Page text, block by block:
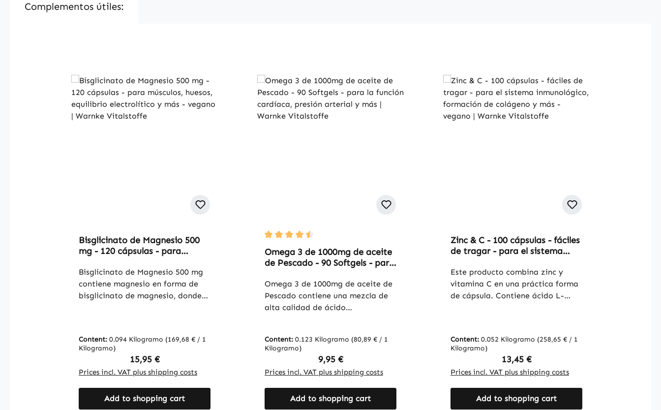
Complementos útiles:
Bisglicinato de Magnesio 500
mg - 120 cápsulas - para
electrolítico y más - vegano |
Warnke Vitalstoffe
Bisglicinato de Magnesio 500 mg
contiene magnesio en forma de
bisglicinato de magnesio, donde
frecuentemente en complementos
alimenticios y es fácil de dosificar.
El envase contiene 120 cápsulas, lo
que permite un suministro
prolongado de magnesio. Las
cápsulas están recubiertas con
Content: 0.094 Kilogramo (169,68 € / 1
Kilogramo)
Regular price:
15,95 €
Prices incl. VAT plus shipping costs
Add to shopping cart
Average rating of 4.5 out of 5 stars
Omega 3 de 1000mg de aceite
de Pescado - 90 Softgels - para
arterial y más | Warnke
Vitalstoffe
Omega 3 de 1000mg de aceite de
Pescado contiene una mezcla de
alta calidad de ácido
obtenidos de aceite de pescado
puro. Estos ácidos grasos
esenciales son conocidos por su
contribución al bienestar general y
la salud. Cada Softgel proporciona
una dosificación precisa de estos
Content: 0.123 Kilogramo (80,89 € / 1
Kilogramo)
Regular price:
9,95 €
Prices incl. VAT plus shipping costs
Add to shopping cart
Zinc & C - 100 cápsulas - fáciles
de tragar - para el sistema
colágeno y más - vegano |
Warnke Vitalstoffe
Este producto combina zinc y
vitamina C en una práctica forma
de cápsula. Contiene ácido L-
microcristalina como agente de
carga. Además, contiene L-leucina
y aceite de semilla de algodón. La
cubierta de la cápsula está hecha
de hidroxipropilmetilcelulosa. Con
100 cápsulas por envase, este
Content: 0.052 Kilogramo (258,65 € / 1
Kilogramo)
Regular price:
13,45 €
Prices incl. VAT plus shipping costs
Add to shopping cart